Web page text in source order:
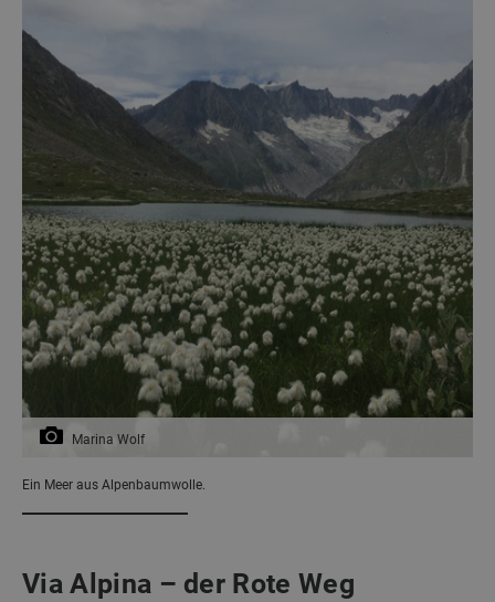
Marina Wolf
Ein Meer aus Alpenbaumwolle.
Via Alpina – der Rote Weg